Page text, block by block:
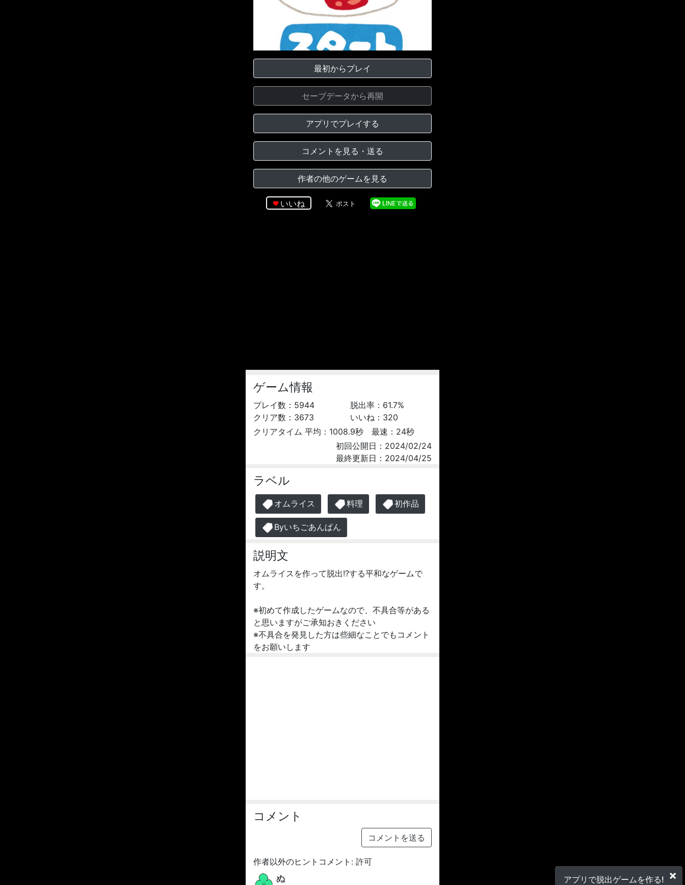
×
アプリで脱出ゲームを作る!
最初からプレイ
セーブデータから再開
アプリでプレイする
コメントを見る・送る
作者の他のゲームを見る
いいね
ゲーム情報
プレイ数： 5944
クリア数： 3673
脱出率： 61.7%
いいね： 320
クリアタイム 平均：1008.9秒 最速：24秒
初回公開日：2024/02/24
最終更新日：2024/04/25
ラベル
オムライス 料理 初作品
Byいちごあんぱん
説明文
オムライスを作って脱出!?する平和なゲームで
す。
※初めて作成したゲームなので、不具合等がある
と思いますがご承知おきください
※不具合を発見した方は些細なことでもコメント
をお願いします
コメント
コメントを送る
作者以外のヒントコメント: 許可
ぬ